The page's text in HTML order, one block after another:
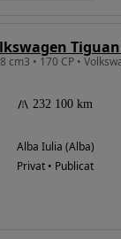
finantare
cm3 • 170 CP •
232 100 km
Alba Iulia (Alba)
Privat • Publicat